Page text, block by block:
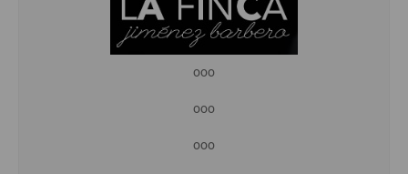
ooo
ooo
ooo